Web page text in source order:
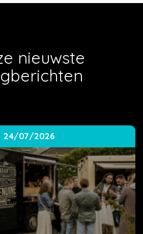
nieuwste
24/07/2026